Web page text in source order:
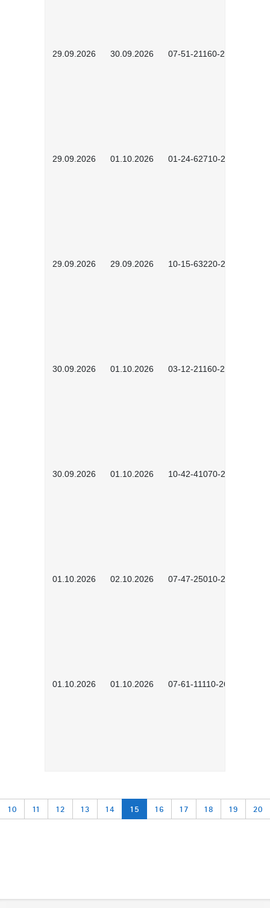
29.09.2026 30.09.2026 07-51-21160-2602
29.09.2026 01.10.2026 01-24-62710-2603
29.09.2026 29.09.2026 10-15-63220-2602
30.09.2026 01.10.2026 03-12-21160-2601
30.09.2026 01.10.2026 10-42-41070-2602
01.10.2026 02.10.2026 07-47-25010-2601
01.10.2026 01.10.2026 07-61-11110-2602
10 11 12 13 14 15 16 17 18 19 20